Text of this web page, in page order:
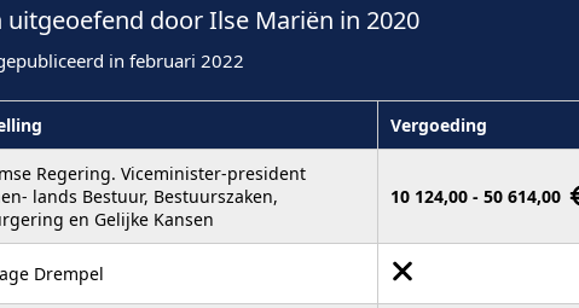
door Ilse Mariën in 2020
in februari 2022
Vergoeding
Regering. Viceminister-president
lands Bestuur, Bestuurszaken,
en Gelijke Kansen
10 124,00 - 50 614,00
Drempel